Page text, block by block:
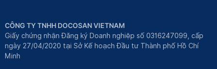
CÔNG TY TNHH DOCOSAN VIETNAM
Giấy chứng nhận Đăng ký Doanh nghiệp số 0316247099, cấp
ngày 27/04/2020 tại Sở Kế hoạch Đầu tư Thành phố Hồ Chí
Minh